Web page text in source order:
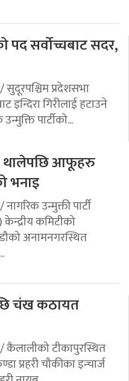
पद सर्वोच्चबाट सदर,
प्रदेशसभा
इन्दिरा गिरीलाई हटाउने
पार्टीको...
थालेपछि आफूहरु
भनाइ
उन्मुक्ती पार्टी
केन्द्रीय कमिटीको
अनामनगरस्थित
चंख कठायत
कैलालीको टीकापुरस्थित
प्रहरी चौकीका इन्चार्ज